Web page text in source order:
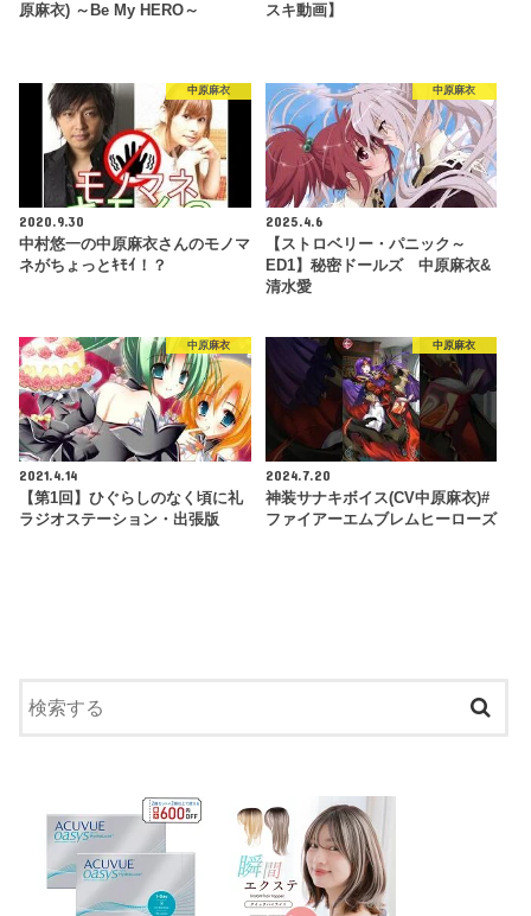
原麻衣) ～Be My HERO～
スキ動画】
中原麻衣
2020.9.30
中村悠一の中原麻衣さんのモノマ
ネがちょっとｷﾓｲ！？
中原麻衣
2025.4.6
【ストロベリー・パニック～
ED1】秘密ドールズ 中原麻衣&
清水愛
中原麻衣
2021.4.14
【第1回】ひぐらしのなく頃に礼
ラジオステーション・出張版
中原麻衣
2024.7.20
神装サナキボイス(CV中原麻衣)#
ファイアーエムブレムヒーローズ